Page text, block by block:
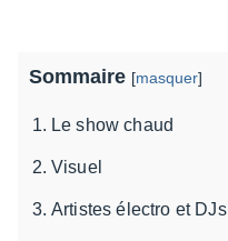
Sommaire [masquer]
Le show chaud
Visuel
Artistes électro et DJs